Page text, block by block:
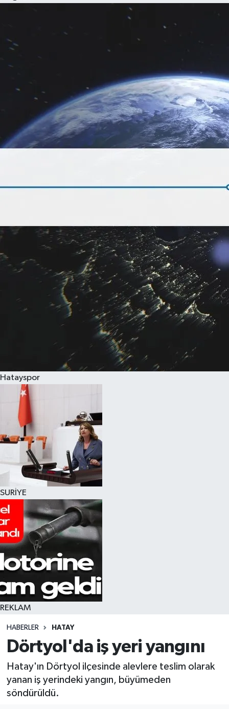
Hatayspor
SURİYE
REKLAM
HABERLER HATAY
Dörtyol'da iş yeri yangını
Hatay'ın Dörtyol ilçesinde alevlere teslim olarak
yanan iş yerindeki yangın, büyümeden
söndürüldü.